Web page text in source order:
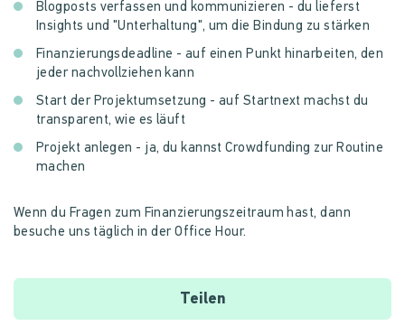
Blogposts verfassen und kommunizieren - du lieferst
Insights und "Unterhaltung", um die Bindung zu stärken
Finanzierungsdeadline - auf einen Punkt hinarbeiten, den
jeder nachvollziehen kann
Start der Projektumsetzung - auf Startnext machst du
transparent, wie es läuft
Projekt anlegen - ja, du kannst Crowdfunding zur Routine
machen
Wenn du Fragen zum Finanzierungszeitraum hast, dann
besuche uns täglich in der Office Hour.
Teilen